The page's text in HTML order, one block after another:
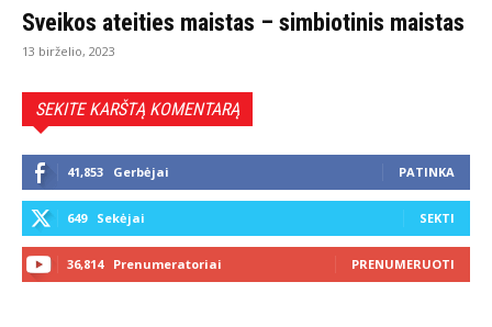
Sveikos ateities maistas – simbiotinis maistas
13 birželio, 2023
SEKITE KARŠTĄ KOMENTARĄ
41,853 Gerbėjai PATINKA
649 Sekėjai SEKTI
36,814 Prenumeratoriai PRENUMERUOTI